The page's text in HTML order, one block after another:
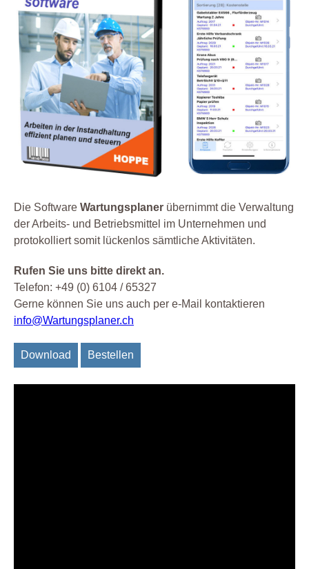
Die Software Wartungsplaner übernimmt die Verwaltung
der Arbeits- und Betriebsmittel im Unternehmen und
protokolliert somit lückenlos sämtliche Aktivitäten.
Rufen Sie uns bitte direkt an.
Telefon: +49 (0) 6104 / 65327
Gerne können Sie uns auch per e-Mail kontaktieren
info@Wartungsplaner.ch
Download Bestellen